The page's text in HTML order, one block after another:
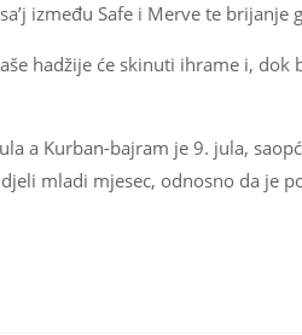
između Safe i Merve te brijanje
hadžije će skinuti ihrame i,
a Kurban-bajram je 9. jula,
mladi mjesec, odnosno da je